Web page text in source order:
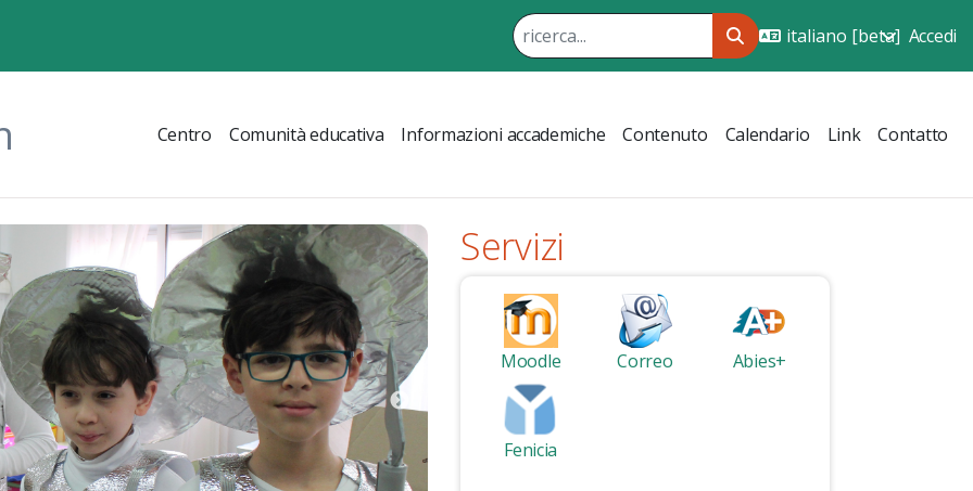
Accedi
Centro Comunità educativa Informazioni accademiche Contenuto Calendario Link Contatto
Servizi
Moodle Correo Abies+
Fenicia